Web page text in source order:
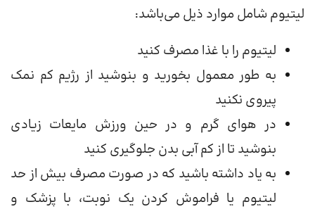
لیتیوم شامل موارد ذیل می‌باشد:
لیتیوم را با غذا مصرف کنید
به طور معمول بخورید و بنوشید از رژیم کم نمک
پیروی نکنید
در هوای گرم و در حین ورزش مایعات زیادی
بنوشید تا از کم آبی بدن جلوگیری کنید
به یاد داشته باشید که در صورت مصرف بیش از حد
لیتیوم یا فراموش کردن یک نوبت، با پزشک و